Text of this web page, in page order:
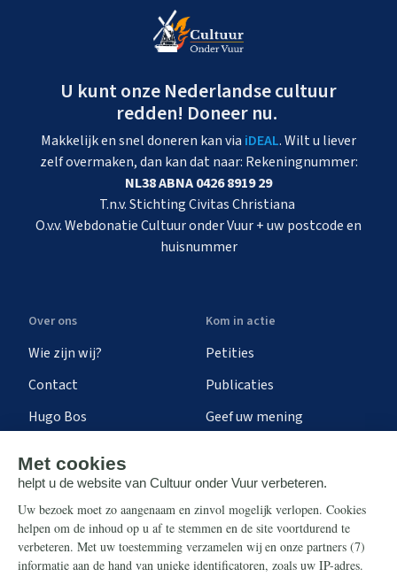
U kunt onze Nederlandse cultuur
redden! Doneer nu.
Makkelijk en snel doneren kan via iDEAL. Wilt u liever
zelf overmaken, dan kan dat naar: Rekeningnummer:
NL38 ABNA 0426 8919 29
T.n.v. Stichting Civitas Christiana
O.v.v. Webdonatie Cultuur onder Vuur + uw postcode en
huisnummer
Over ons
Wie zijn wij?
Contact
Hugo Bos
Kom in actie
Petities
Publicaties
Geef uw mening
Steun ons
Nieuwsbrief
Eenmalig
Info
Contact
Ontvang onze Telegram-